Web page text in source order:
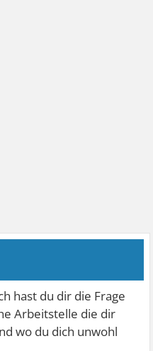
hast du dir die Frage
Arbeitstelle die dir
wo du dich unwohl